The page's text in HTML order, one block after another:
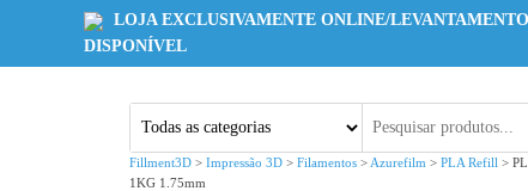
LOJA EXCLUSIVAMENTE ONLINE/LEVANTAMENTO
DISPONÍVEL
Fillment3D > Impressão 3D > Filamentos > Azurefilm > PLA Refill >
1KG 1.75mm